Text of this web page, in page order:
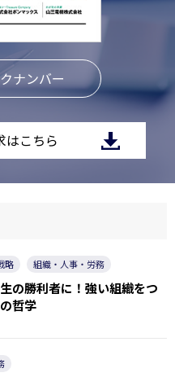
ナンバー
はこちら
略 組織・人事・労務
の勝利者に！強い組織をつ
哲学